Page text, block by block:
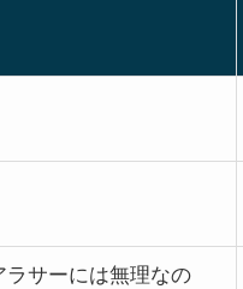
サーには無理なの